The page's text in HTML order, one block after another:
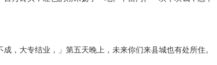
大专结业，」第五天晚上，未来你们来县城也有处所住。